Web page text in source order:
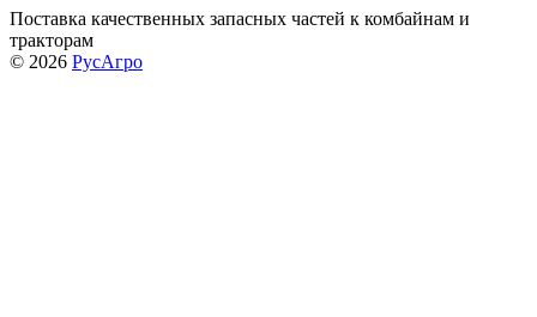
Поставка качественных запасных частей к комбайнам и
тракторам
© 2026 РусАгро